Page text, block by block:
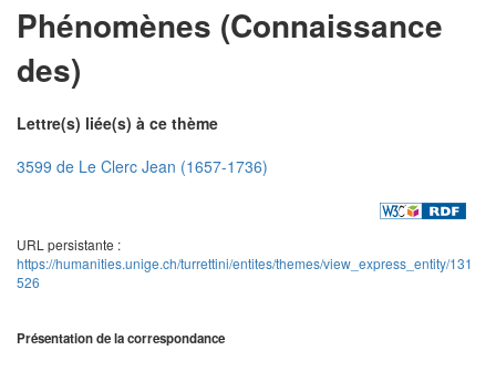
Phénomènes (Connaissance
des)
Lettre(s) liée(s) à ce thème
3599 de Le Clerc Jean (1657-1736)
URL persistante :
https://humanities.unige.ch/turrettini/entites/themes/view_express_entity/131
526
Présentation de la correspondance